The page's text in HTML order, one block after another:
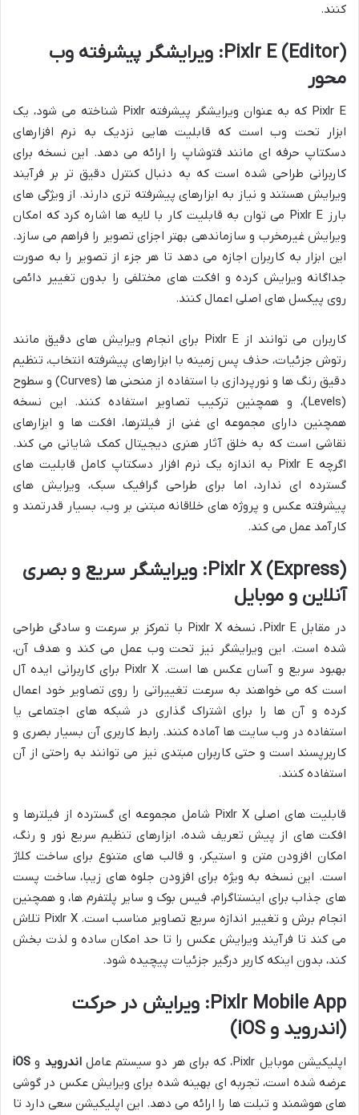
کنند.
Pixlr E (Editor): ویرایشگر پیشرفته وب
محور
Pixlr E که به عنوان ویرایشگر پیشرفته Pixlr شناخته می شود، یک
ابزار تحت وب است که قابلیت هایی نزدیک به نرم افزارهای
دسکتاپ حرفه ای مانند فتوشاپ را ارائه می دهد. این نسخه برای
کاربرانی طراحی شده است که به دنبال کنترل دقیق تر بر فرآیند
ویرایش هستند و نیاز به ابزارهای پیشرفته تری دارند. از ویژگی های
بارز Pixlr E می توان به قابلیت کار با لایه ها اشاره کرد که امکان
ویرایش غیرمخرب و سازماندهی بهتر اجزای تصویر را فراهم می سازد.
این ابزار به کاربران اجازه می دهد تا هر جزء از تصویر را به صورت
جداگانه ویرایش کرده و افکت های مختلفی را بدون تغییر دائمی
روی پیکسل های اصلی اعمال کنند.
کاربران می توانند از Pixlr E برای انجام ویرایش های دقیق مانند
رتوش جزئیات، حذف پس زمینه با ابزارهای پیشرفته انتخاب، تنظیم
دقیق رنگ ها و نورپردازی با استفاده از منحنی ها (Curves) و سطوح
(Levels)، و همچنین ترکیب تصاویر استفاده کنند. این نسخه
همچنین دارای مجموعه ای غنی از فیلترها، افکت ها و ابزارهای
نقاشی است که به خلق آثار هنری دیجیتال کمک شایانی می کند.
اگرچه Pixlr E به اندازه یک نرم افزار دسکتاپ کامل قابلیت های
گسترده ای ندارد، اما برای طراحی گرافیک سبک، ویرایش های
پیشرفته عکس و پروژه های خلاقانه مبتنی بر وب، بسیار قدرتمند و
کارآمد عمل می کند.
Pixlr X (Express): ویرایشگر سریع و بصری
آنلاین و موبایل
در مقابل Pixlr E، نسخه Pixlr X با تمرکز بر سرعت و سادگی طراحی
شده است. این ویرایشگر نیز تحت وب عمل می کند و هدف آن،
بهبود سریع و آسان عکس ها است. Pixlr X برای کاربرانی ایده آل
است که می خواهند به سرعت تغییراتی را روی تصاویر خود اعمال
کرده و آن ها را برای اشتراک گذاری در شبکه های اجتماعی یا
استفاده در وب سایت ها آماده کنند. رابط کاربری آن بسیار بصری و
کاربرپسند است و حتی کاربران مبتدی نیز می توانند به راحتی از آن
استفاده کنند.
قابلیت های اصلی Pixlr X شامل مجموعه ای گسترده از فیلترها و
افکت های از پیش تعریف شده، ابزارهای تنظیم سریع نور و رنگ،
امکان افزودن متن و استیکر، و قالب های متنوع برای ساخت کلاژ
است. این نسخه به ویژه برای افزودن جلوه های زیبا، ساخت پست
های جذاب برای اینستاگرام، فیس بوک و سایر پلتفرم ها، و همچنین
انجام برش و تغییر اندازه سریع تصاویر مناسب است. Pixlr X تلاش
می کند تا فرآیند ویرایش عکس را تا حد امکان ساده و لذت بخش
کند، بدون اینکه کاربر درگیر جزئیات پیچیده شود.
Pixlr Mobile App: ویرایش در حرکت
(اندروید و iOS)
اپلیکیشن موبایل Pixlr، که برای هر دو سیستم عامل اندروید و iOS
عرضه شده است، تجربه ای بهینه شده برای ویرایش عکس در گوشی
های هوشمند و تبلت ها را ارائه می دهد. این اپلیکیشن سعی دارد تا